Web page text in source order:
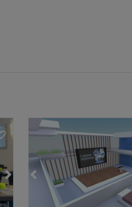
Loading... Loading...